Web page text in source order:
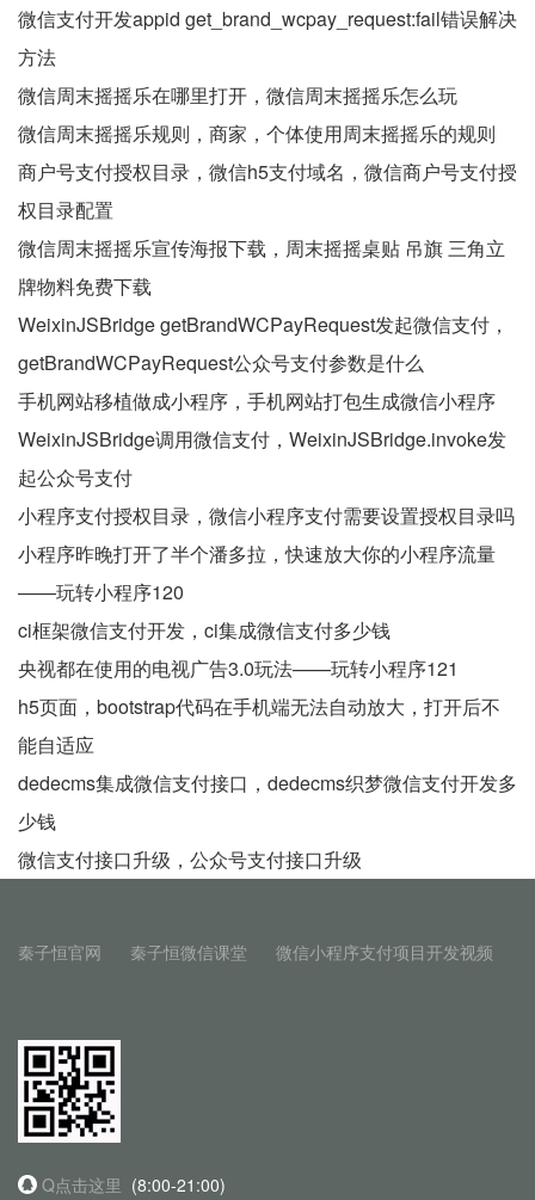
微信支付开发appid get_brand_wcpay_request:fail错误解决
方法
微信周末摇摇乐在哪里打开，微信周末摇摇乐怎么玩
微信周末摇摇乐规则，商家，个体使用周末摇摇乐的规则
商户号支付授权目录，微信h5支付域名，微信商户号支付授
权目录配置
微信周末摇摇乐宣传海报下载，周末摇摇桌贴 吊旗 三角立
牌物料免费下载
WeixinJSBridge getBrandWCPayRequest发起微信支付，
getBrandWCPayRequest公众号支付参数是什么
手机网站移植做成小程序，手机网站打包生成微信小程序
WeixinJSBridge调用微信支付，WeixinJSBridge.invoke发
起公众号支付
小程序支付授权目录，微信小程序支付需要设置授权目录吗
小程序昨晚打开了半个潘多拉，快速放大你的小程序流量
——玩转小程序120
ci框架微信支付开发，ci集成微信支付多少钱
央视都在使用的电视广告3.0玩法——玩转小程序121
h5页面，bootstrap代码在手机端无法自动放大，打开后不
能自适应
dedecms集成微信支付接口，dedecms织梦微信支付开发多
少钱
微信支付接口升级，公众号支付接口升级
秦子恒官网 秦子恒微信课堂 微信小程序支付项目开发视频
Q点击这里 (8:00-21:00)